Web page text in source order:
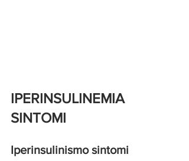
IPERINSULINEMIA
SINTOMI
Iperinsulinismo sintomi